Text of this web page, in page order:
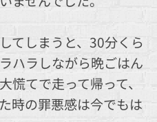
てしまうと、30分くら
ハラしながら晩ごはん
慌てで走って帰って、
時の罪悪感は今でもは